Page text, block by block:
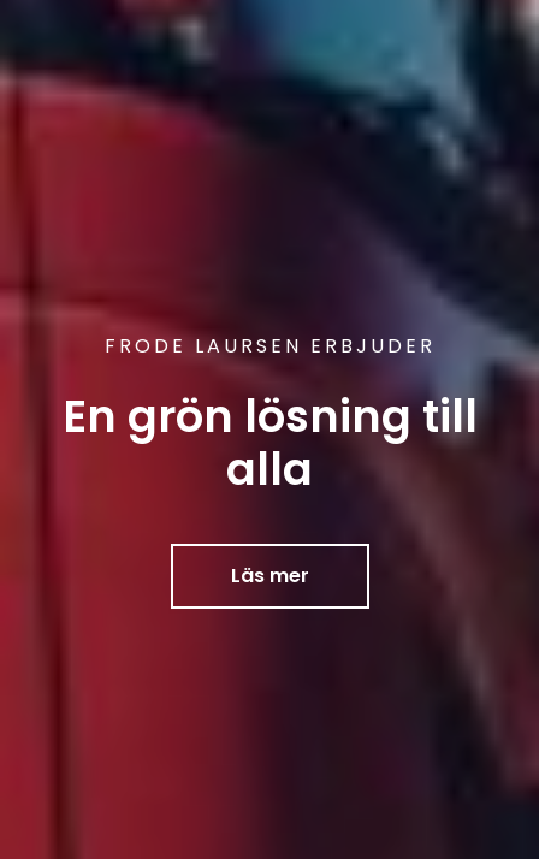
FRODE LAURSEN ERBJUDER
En grön lösning till
alla
Läs mer